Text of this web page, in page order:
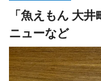
「魚えもん 大
ニューなど